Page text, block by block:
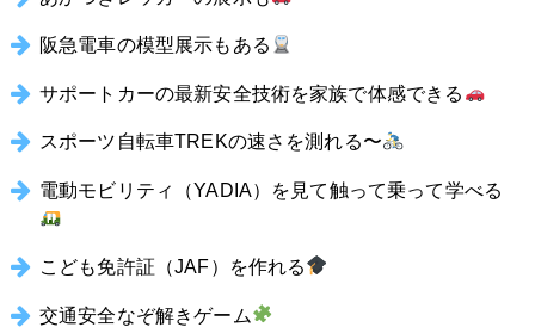
阪急電車の模型展示もある
サポートカーの最新安全技術を家族で体感できる
スポーツ自転車TREKの速さを測れる〜
電動モビリティ（YADIA）を見て触って乗って学べる
こども免許証（JAF）を作れる
交通安全なぞ解きゲーム